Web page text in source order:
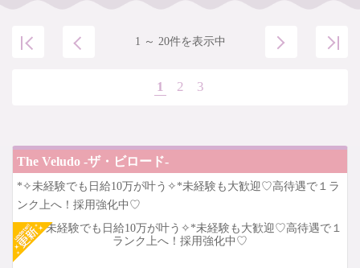
1 ～ 20件を表示中
1 2 3
The Veludo -ザ・ビロード-
*✧未経験でも日給10万が叶う✧*未経験も大歓迎♡高待遇で１ラ
ンク上へ！採用強化中♡